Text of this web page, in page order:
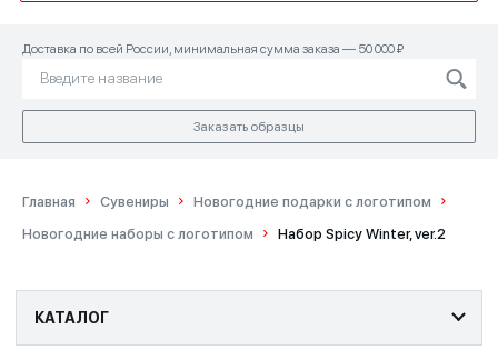
Доставка по всей России, минимальная сумма заказа — 50 000 ₽
Заказать образцы
Главная Сувениры
Новогодние подарки с логотипом
Новогодние наборы с логотипом
Набор Spicy Winter, ver.2
КАТАЛОГ